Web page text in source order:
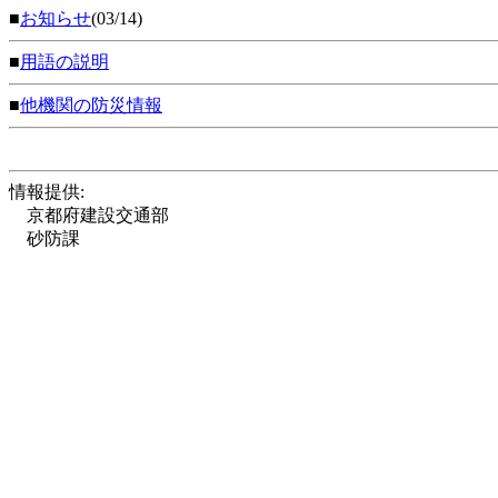
■お知らせ(03/14)
■用語の説明
■他機関の防災情報
情報提供:
京都府建設交通部
砂防課